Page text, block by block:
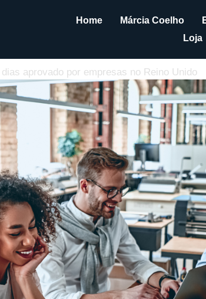
Home Márcia Coelho
Loja
aprovado por empresas no Reino Unido